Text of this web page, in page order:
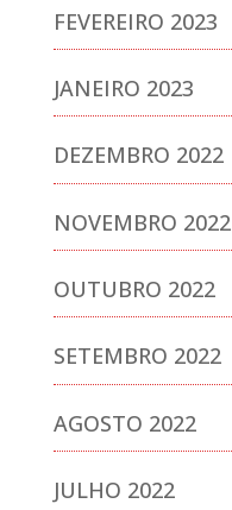
FEVEREIRO 2023
JANEIRO 2023
DEZEMBRO 2022
NOVEMBRO 2022
OUTUBRO 2022
SETEMBRO 2022
AGOSTO 2022
JULHO 2022